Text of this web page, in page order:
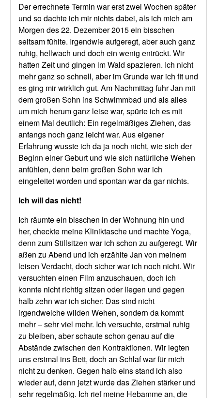
Der errechnete Termin war erst zwei Wochen später
und so dachte ich mir nichts dabei, als ich mich am
Morgen des 22. Dezember 2015 ein bisschen
seltsam fühlte. Irgendwie aufgeregt, aber auch ganz
ruhig, hellwach und doch ein wenig entrückt. Wir
hatten Zeit und gingen im Wald spazieren. Ich nicht
mehr ganz so schnell, aber im Grunde war ich fit und
es ging mir wirklich gut. Am Nachmittag fuhr Jan mit
dem großen Sohn ins Schwimmbad und als alles
um mich herum ganz leise war, spürte ich es mit
einem Mal deutlich: Ein regelmäßiges Ziehen, das
anfangs noch ganz leicht war. Aus eigener
Erfahrung wusste ich da ja noch nicht, wie sich der
Beginn einer Geburt und wie sich natürliche Wehen
anfühlen, denn beim großen Sohn war ich
eingeleitet worden und spontan war da gar nichts.
Ich will das nicht!
Ich räumte ein bisschen in der Wohnung hin und
her, checkte meine Kliniktasche und machte Yoga,
denn zum Stillsitzen war ich schon zu aufgeregt. Wir
aßen zu Abend und ich erzählte Jan von meinem
leisen Verdacht, doch sicher war ich noch nicht. Wir
versuchten einen Film anzuschauen, doch ich
konnte nicht richtig sitzen oder liegen und gegen
halb zehn war ich sicher: Das sind nicht
irgendwelche wilden Wehen, sondern da kommt
mehr – sehr viel mehr. Ich versuchte, erstmal ruhig
zu bleiben, aber schaute schon genau auf die
Abstände zwischen den Kontraktionen. Wir legten
uns erstmal ins Bett, doch an Schlaf war für mich
nicht zu denken. Gegen halb eins stand ich also
wieder auf, denn jetzt wurde das Ziehen stärker und
sehr regelmäßig. Ich rief meine Hebamme an, die